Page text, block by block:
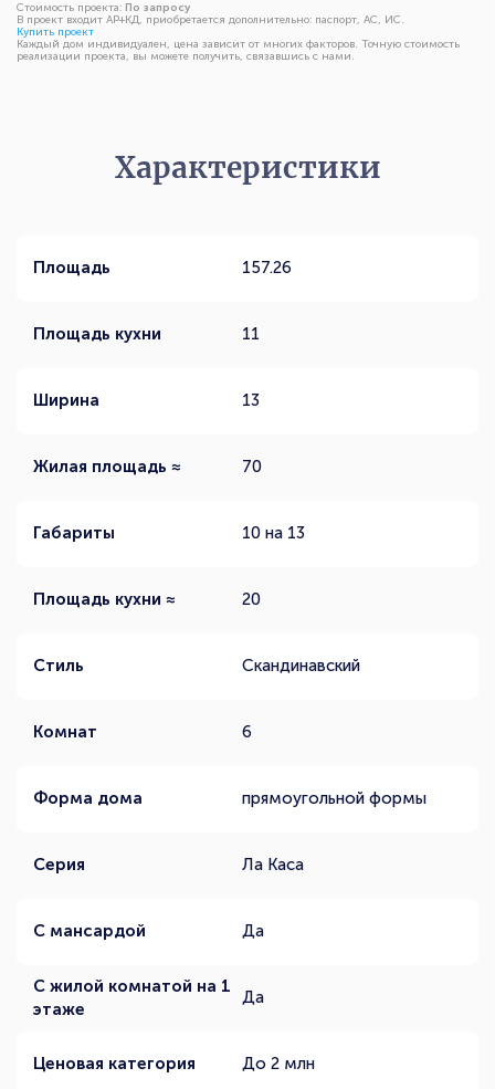
Стоимость проекта: По запросу
В проект входит АР+КД, приобретается дополнительно: паспорт, АС, ИС.
Купить проект
Каждый дом индивидуален, цена зависит от многих факторов. Точную стоимость
реализации проекта, вы можете получить, связавшись с нами.
Характеристики
Площадь 157.26
Площадь кухни 11
Ширина 13
Жилая площадь ≈ 70
Габариты 10 на 13
Площадь кухни ≈ 20
Стиль Скандинавский
Комнат 6
Форма дома прямоугольной формы
Серия Ла Каса
С мансардой Да
С жилой комнатой на 1
этаже
Да
Ценовая категория До 2 млн